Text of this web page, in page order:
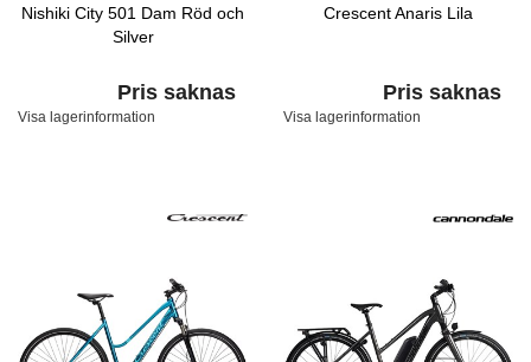
Nishiki City 501 Dam Röd och
Silver
Pris saknas
Visa lagerinformation
Crescent Anaris Lila
Pris saknas
Visa lagerinformation